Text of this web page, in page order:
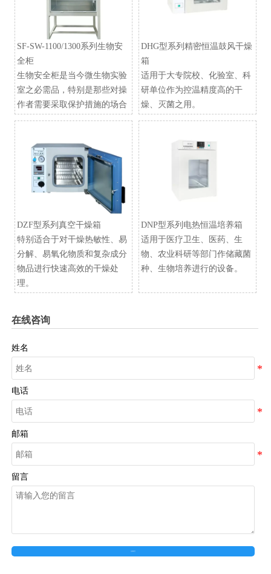
SF-SW-1100/1300系列生物安
全柜
生物安全柜是当今微生物实验
室之必需品，特别是那些对操
作者需要采取保护措施的场合
DHG型系列精密恒温鼓风干燥
箱
适用于大专院校、化验室、科
研单位作为控温精度高的干
燥、灭菌之用。
DZF型系列真空干燥箱
特别适合于对干燥热敏性、易
分解、易氧化物质和复杂成分
物品进行快速高效的干燥处
理。
​DNP型系列电热恒温培养箱
适用于医疗卫生、医药、生
物、农业科研等部门作储藏菌
种、生物培养进行的设备。
在线咨询
姓名
电话
邮箱
留言